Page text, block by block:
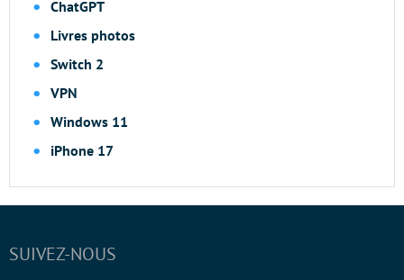
ChatGPT
Livres photos
Switch 2
VPN
Windows 11
iPhone 17
SUIVEZ-NOUS